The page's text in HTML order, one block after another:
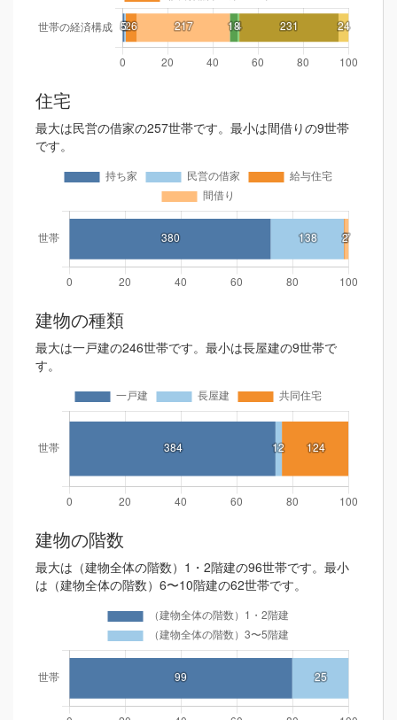
住宅
最大は民営の借家の257世帯です。最小は間借りの9世帯
です。
建物の種類
最大は一戸建の246世帯です。最小は長屋建の9世帯で
す。
建物の階数
最大は（建物全体の階数）1・2階建の96世帯です。最小
は（建物全体の階数）6〜10階建の62世帯です。